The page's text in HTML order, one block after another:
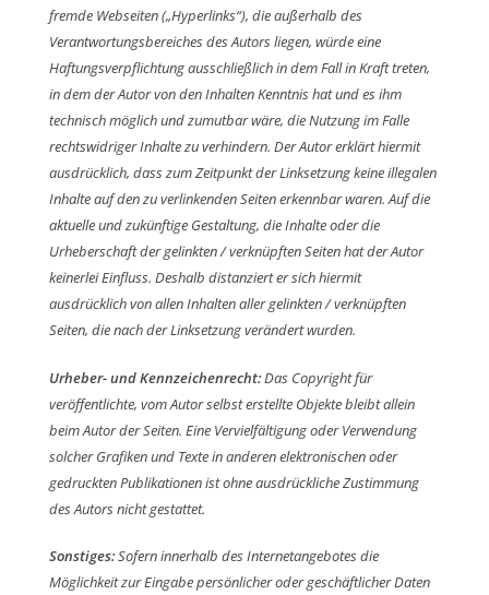
fremde Webseiten („Hyperlinks“), die außerhalb des
Verantwortungsbereiches des Autors liegen, würde eine
Haftungsverpflichtung ausschließlich in dem Fall in Kraft treten,
in dem der Autor von den Inhalten Kenntnis hat und es ihm
technisch möglich und zumutbar wäre, die Nutzung im Falle
rechtswidriger Inhalte zu verhindern. Der Autor erklärt hiermit
ausdrücklich, dass zum Zeitpunkt der Linksetzung keine illegalen
Inhalte auf den zu verlinkenden Seiten erkennbar waren. Auf die
aktuelle und zukünftige Gestaltung, die Inhalte oder die
Urheberschaft der gelinkten / verknüpften Seiten hat der Autor
keinerlei Einfluss. Deshalb distanziert er sich hiermit
ausdrücklich von allen Inhalten aller gelinkten / verknüpften
Seiten, die nach der Linksetzung verändert wurden.
Urheber- und Kennzeichenrecht:Das Copyright für
veröffentlichte, vom Autor selbst erstellte Objekte bleibt allein
beim Autor der Seiten. Eine Vervielfältigung oder Verwendung
solcher Grafiken und Texte in anderen elektronischen oder
gedruckten Publikationen ist ohne ausdrückliche Zustimmung
des Autors nicht gestattet.
Sonstiges:Sofern innerhalb des Internetangebotes die
Möglichkeit zur Eingabe persönlicher oder geschäftlicher Daten